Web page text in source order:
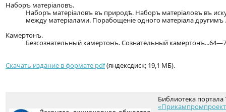
Наборъ матеріаловъ.
Наборъ матеріаловъ въ природѣ. Наборъ матеріаловъ въ
между матеріалами. Порабощеніе одного матеріала другимъ
Камертонъ.
Безсознательный камертонъ. Сознательный
Скачать издание в формате pdf(яндексдиск; 19,1 МБ).
Библиотека